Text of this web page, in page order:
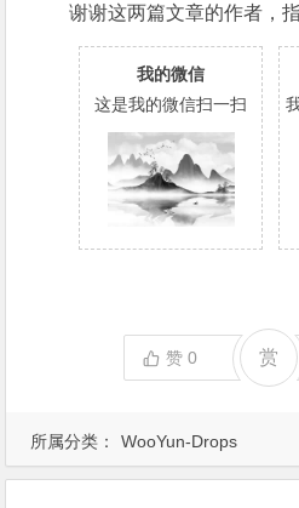
所属分类： WooYun-Drops
谢谢这两篇文章的作者，
我的微信
这是我的微信扫一扫
赞0 赏